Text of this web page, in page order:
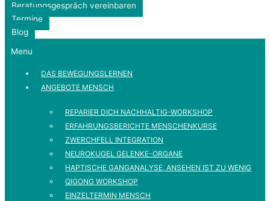
Beratungsgespräch vereinbaren
Termine
Blog
Menu
DAS BEWEGUNGSLERNEN
ANGEBOTE MENSCH
REPARIER DICH NACHHALTIG-WORKSHOP
ERFAHRUNGSBERICHTE MENSCHENKURSE
ZWERCHFELL INTEGRATION
NEUROKUGEL GELENKE-ORGANE
HAPTISCHE GANGANALYSE, ANSEHEN IST ZU WENIG
QIGONG WORKSHOP
EINZELTERMIN MENSCH